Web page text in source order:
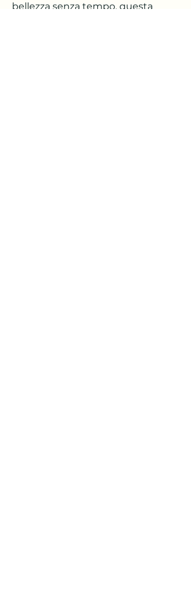
bellezza senza tempo, questa